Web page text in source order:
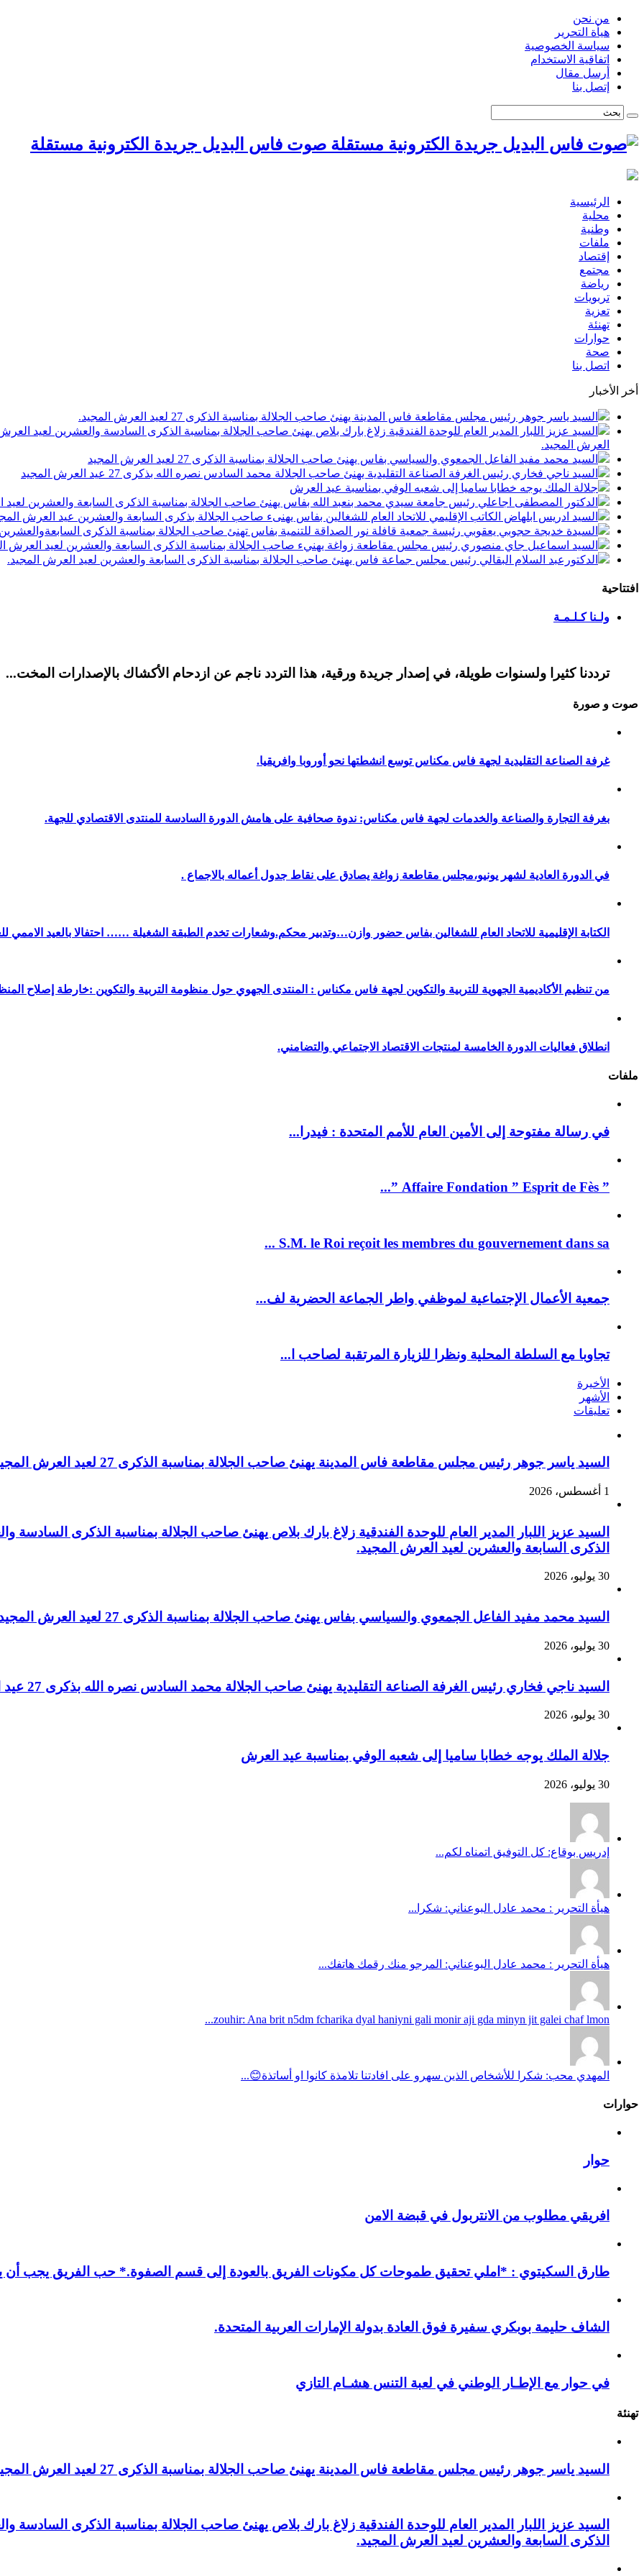
من نحن
هيأة التحرير
سياسة الخصوصية
اتفاقية الاستخدام
أرسل مقال
إتصل بنا
صوت فاس البديل جريدة الكترونية مستقلة
الرئيسية
محلية
وطنية
ملفات
إقتصاد
مجتمع
رياضة
تربويات
تعزية
تهنئة
حوارات
صحة
اتصل بنا
أخر الأخبار
السيد ياسر جوهر رئيس مجلس مقاطعة فاس المدينة يهنئ صاحب الجلالة بمناسبة الذكرى 27 لعيد العرش المجيد.
السيد عزيز اللبار المدير العام للوحدة الفندقية زلاغ بارك بلاص يهنئ صاحب الجلالة بمناسبة الذكرى السادسة والعشرين لعيد
العرش المجيد.
السيد محمد مفيد الفاعل الجمعوي والسياسي بفاس يهنئ صاحب الجلالة بمناسبة الذكرى 27 لعيد العرش المجيد
السيد ناجي فخاري رئيس الغرفة الصناعة التقليدية يهنئ صاحب الجلالة محمد السادس نصره الله بذكرى 27 عيد العرش المجيد
جلالة الملك يوجه خطابا ساميا إلى شعبه الوفي بمناسبة عيد العرش
الدكتور المصطفى اجاعلي رئيس جامعة سيدي محمد بنعبد الله بفاس يهنئ صاحب الجلالة بمناسبة الذكرى السابعة والعشرين لعيد
السيد ادريس ابلهاض الكاتب الإقليمي للاتحاد العام للشغالين بفاس يهنىء صاحب الجلالة بذكرى السابعة والعشرين عيد العرش
السيدة خديجة حجوبي يعقوبي رئيسة جمعية قافلة نور الصداقة للتنمية بفاس تهنئ صاحب الجلالة بمناسبة الذكرى
السيد اسماعيل جاي منصوري رئيس مجلس مقاطعة زواغة يهنيء صاحب الجلالة بمناسبة الذكرى السابعة والعشرين لعيد العرش
الدكتورعبد السلام البقالي رئيس مجلس جماعة فاس يهنئ صاحب الجلالة بمناسبة الذكرى السابعة والعشرين لعيد العرش المجيد.
افتتاحية
ولـنا كـلـمـة
ترددنا كثيرا ولسنوات طويلة، في إصدار جريدة ورقية، هذا التردد ناجم عن ازدحام الأكشاك بالإصدارات المخت...
صوت و صورة
غرفة الصناعة التقليدية لجهة فاس مكناس توسع انشطتها نحو أوروبا وافريقيا.
بغرفة التجارة والصناعة والخدمات لجهة فاس مكناس: ندوة صحافية على هامش الدورة السادسة للمنتدى الاقتصادي للجهة.
في الدورة العادية لشهر يونيو،مجلس مقاطعة زواغة يصادق على نقاط جدول أعماله بالاجماع .
الكتابة الإقليمية للاتحاد العام للشغالين بفاس حضور وازن…وتدبير محكم.وشعارات تخدم الطبقة الشغيلة …… احتفالا بالعيد الاممي
من تنظيم الأكاديمية الجهوية للتربية والتكوين لجهة فاس مكناس : المنتدى الجهوي حول منظومة التربية والتكوين :خارطة إصلاح
انطلاق فعاليات الدورة الخامسة لمنتجات الاقتصاد الاجتماعي والتضامني.
ملفات
في رسالة مفتوحة إلى الأمين العام للأمم المتحدة : فيدرا...
” Affaire Fondation ” Esprit de Fès ”...
S.M. le Roi reçoit les membres du gouvernement dans sa ...
جمعية الأعمال الإجتماعية لموظفي واطر الجماعة الحضرية لف...
تجاوبا مع السلطة المحلية ونظرا للزيارة المرتقبة لصاحب ا...
الأخيرة
الأشهر
تعليقات
السيد ياسر جوهر رئيس مجلس مقاطعة فاس المدينة يهنئ صاحب الجلالة بمناسبة الذكرى 27 لعيد العرش المجيد.
1 أغسطس، 2026
السيد عزيز اللبار المدير العام للوحدة الفندقية زلاغ بارك بلاص يهنئ صاحب الجلالة بمناسبة الذكرى
الذكرى السابعة والعشرين لعيد العرش المجيد.
30 يوليو، 2026
السيد محمد مفيد الفاعل الجمعوي والسياسي بفاس يهنئ صاحب الجلالة بمناسبة الذكرى 27 لعيد العرش المجيد
30 يوليو، 2026
السيد ناجي فخاري رئيس الغرفة الصناعة التقليدية يهنئ صاحب الجلالة محمد السادس نصره الله بذكرى 27 عيد العرش المجيد
30 يوليو، 2026
جلالة الملك يوجه خطابا ساميا إلى شعبه الوفي بمناسبة عيد العرش
30 يوليو، 2026
إدريس بوقاع: كل التوفيق اتمناه لكم...
هيأة التحرير : محمد عادل البوعناني: شكرا...
هيأة التحرير : محمد عادل البوعناني: المرجو منك رقمك هاتفك...
zouhir: Ana brit n5dm fcharika dyal haniyni gali monir aji gda minyn jit galei chaf lmon...
المهدي محب: شكرا للأشخاص الذين سهرو على افادتنا تلامذة كانوا او أساتذة😊...
حوارات
حوار
افريقي مطلوب من الانتربول في قبضة الامن
طارق السكيتوي : *املي تحقيق طموحات كل مكونات الفريق بالعودة إلى قسم الصفوة.* حب الفريق يجب أن
الشاف حليمة بوبكري سفيرة فوق العادة بدولة الإمارات العربية المتحدة.
في حوار مع الإطـار الوطني في لعبة التنس هشـام التازي
تهنئة
السيد ياسر جوهر رئيس مجلس مقاطعة فاس المدينة يهنئ صاحب الجلالة بمناسبة الذكرى 27 لعيد العرش المجيد.
السيد عزيز اللبار المدير العام للوحدة الفندقية زلاغ بارك بلاص يهنئ صاحب الجلالة بمناسبة الذكرى
الذكرى السابعة والعشرين لعيد العرش المجيد.